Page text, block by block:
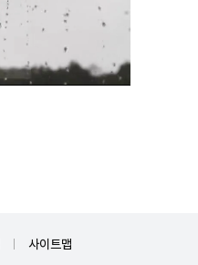
사이트맵